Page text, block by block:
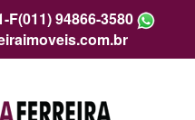
F(011) 94866-3580